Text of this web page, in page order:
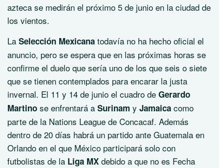
azteca se medirán el próximo 5 de junio en la ciudad de
los vientos.
La Selección Mexicana todavía no ha hecho oficial el
anuncio, pero se espera que en las próximas horas se
confirme el duelo que sería uno de los que seis o siete
que se tienen contemplados para encarar la justa
invernal. El 11 y 14 de junio el cuadro de Gerardo
Martino se enfrentará a Surinam y Jamaica como
parte de la Nations League de Concacaf. Además
dentro de 20 días habrá un partido ante Guatemala en
Orlando en el que México participará solo con
futbolistas de la Liga MX debido a que no es Fecha